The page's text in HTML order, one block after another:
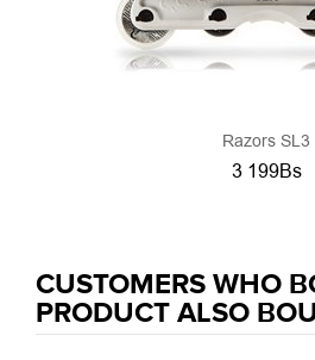
Razors SL3
3 199Bs
CUSTOMERS WHO
PRODUCT ALSO